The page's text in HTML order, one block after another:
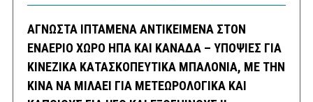
ΑΓΝΩΣΤΑ ΙΠΤΑΜΕΝΑ ΑΝΤΙΚΕΙΜΕΝΑ ΣΤΟΝ
ΕΝΑΕΡΙΟ ΧΩΡΟ ΗΠΑ ΚΑΙ ΚΑΝΑΔΑ – ΥΠΟΨΙΕΣ ΓΙΑ
ΚΙΝΕΖΙΚΑ ΚΑΤΑΣΚΟΠΕΥΤΙΚΑ ΜΠΑΛΟΝΙΑ, ΜΕ ΤΗΝ
ΚΙΝΑ ΝΑ ΜΙΛΑΕΙ ΓΙΑ ΜΕΤΕΩΡΟΛΟΓΙΚΑ ΚΑΙ